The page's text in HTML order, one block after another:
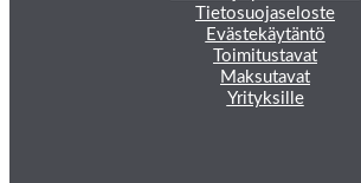
Tietosuojaseloste
Evästekäytäntö
Toimitustavat
Maksutavat
Yrityksille